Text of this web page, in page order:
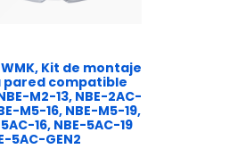
WMK, Kit de montaje
pared compatible
M2-13, NBE-2AC-
M5-16, NBE-M5-19,
16, NBE-5AC-19
5AC-GEN2